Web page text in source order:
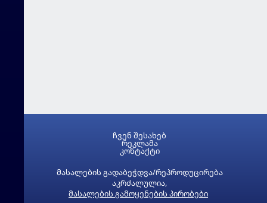
მასალების გადაბეჭდვა/რეპროდუცირება
აკრძალულია,
მასალების გამოყენების პირობები
ჩვენ შესახებ
რეკლამა
კონტაქტი